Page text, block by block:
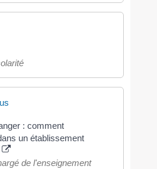
: comment
un établissement
de l'enseignement